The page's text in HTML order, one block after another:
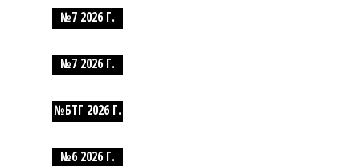
№7 2026 Г.
№7 2026 Г.
№БТГ 2026 Г.
№6 2026 Г.